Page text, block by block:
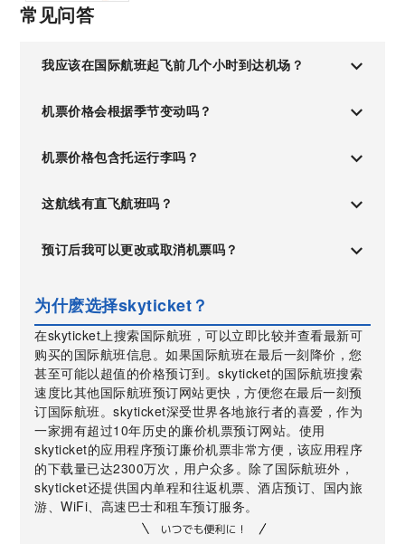
常见问答
我应该在国际航班起飞前几个小时到达机场？
机票价格会根据季节变动吗？
机票价格包含托运行李吗？
这航线有直飞航班吗？
预订后我可以更改或取消机票吗？
为什麽选择skyticket？
在skyticket上搜索国际航班，可以立即比较并查看最新可
购买的国际航班信息。如果国际航班在最后一刻降价，您
甚至可能以超值的价格预订到。skyticket的国际航班搜索
速度比其他国际航班预订网站更快，方便您在最后一刻预
订国际航班。skyticket深受世界各地旅行者的喜爱，作为
一家拥有超过10年历史的廉价机票预订网站。使用
skyticket的应用程序预订廉价机票非常方便，该应用程序
的下载量已达2300万次，用户众多。除了国际航班外，
skyticket还提供国内单程和往返机票、酒店预订、国内旅
游、WiFi、高速巴士和租车预订服务。